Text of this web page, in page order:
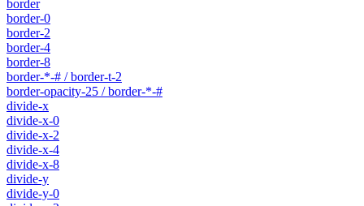
border
border-0
border-2
border-4
border-8
border-*-# / border-t-2
border-opacity-25 / border-*-#
divide-x
divide-x-0
divide-x-2
divide-x-4
divide-x-8
divide-y
divide-y-0